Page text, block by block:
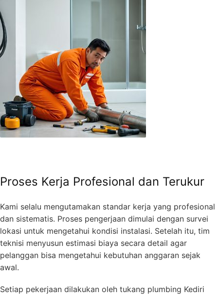
Proses Kerja Profesional dan Terukur
Kami selalu mengutamakan standar kerja yang profesional
dan sistematis. Proses pengerjaan dimulai dengan survei
lokasi untuk mengetahui kondisi instalasi. Setelah itu, tim
teknisi menyusun estimasi biaya secara detail agar
pelanggan bisa mengetahui kebutuhan anggaran sejak
awal.
Setiap pekerjaan dilakukan oleh tukang plumbing Kediri